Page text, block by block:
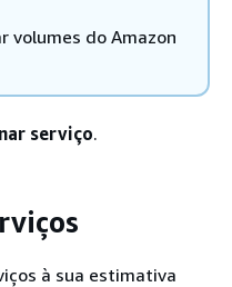
volumes do Amazon
serviço.
à sua estimativa